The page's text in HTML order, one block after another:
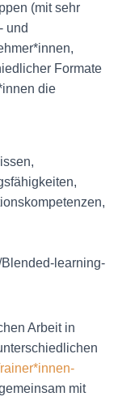
(mit sehr
und
Formate
die
learning-
Arbeit in
mit